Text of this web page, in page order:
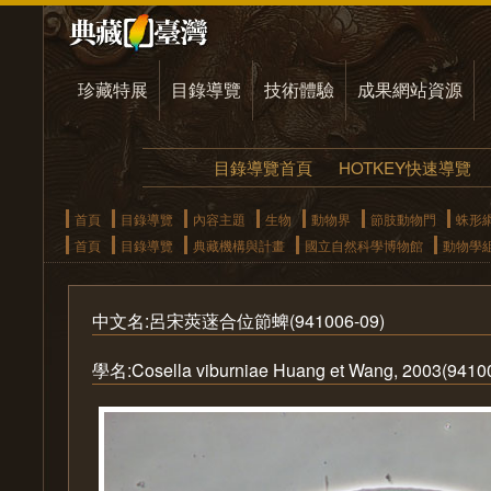
珍藏特展 目錄導覽 技術體驗 成果網站資源
目錄導覽首頁 HOTKEY快速導覽
首頁 目錄導覽 內容主題 生物 動物界 節肢動物門
蛛形
首頁
目錄導覽 典藏機構與計畫 國立自然科學博物館 動物學
中文名:呂宋莢蒾合位節蜱(941006-09)
學名:Cosella viburniae Huang et Wang,